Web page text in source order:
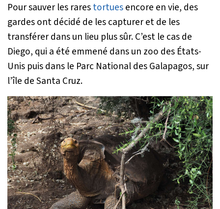
Pour sauver les rarestortuesencore en vie, des
gardes ont décidé de les capturer et de les
transférer dans un lieu plus sûr. C’est le cas de
Diego, qui a été emmené dans un zoo des États-
Unis puis dans le Parc National des Galapagos, sur
l’île de Santa Cruz.